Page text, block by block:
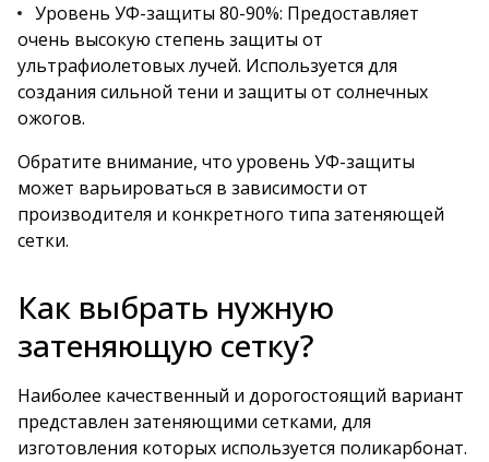
Уровень УФ-защиты 80-90%: Предоставляет
очень высокую степень защиты от
ультрафиолетовых лучей. Используется для
создания сильной тени и защиты от солнечных
ожогов.
Обратите внимание, что уровень УФ-защиты
может варьироваться в зависимости от
производителя и конкретного типа затеняющей
сетки.
Как выбрать нужную
затеняющую сетку?
Наиболее качественный и дорогостоящий вариант
представлен затеняющими сетками, для
изготовления которых используется поликарбонат.